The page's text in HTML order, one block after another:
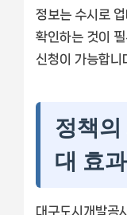
정보는 수시로
확인하는 것이
신청이 가능합니
정책의
대 효과
대구도시개발공